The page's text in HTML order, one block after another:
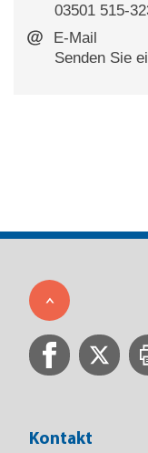
03501 515-
E-Mail
Senden Sie
Kontakt